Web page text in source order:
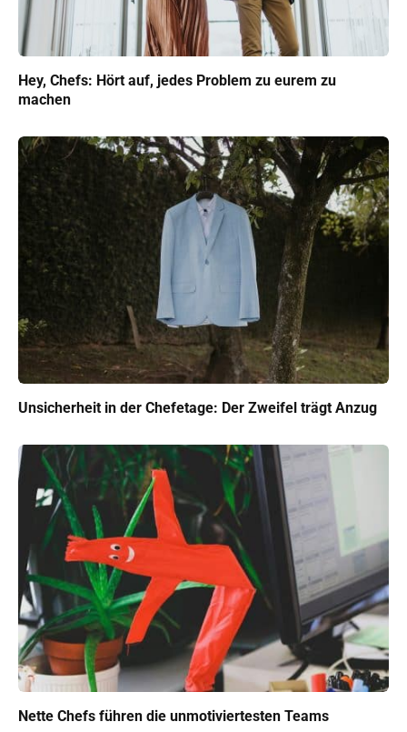
Hey, Chefs: Hört auf, jedes Problem zu eurem zu
machen
Unsicherheit in der Chefetage: Der Zweifel trägt Anzug
Nette Chefs führen die unmotiviertesten Teams